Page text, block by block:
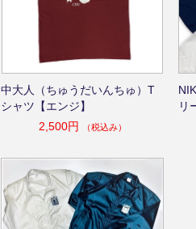
中大人（ちゅうだいんちゅ）T
シャツ【エンジ】
2,500円
（税込み）
リ